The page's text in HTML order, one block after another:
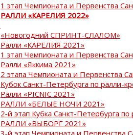
1 этап Чемпионата и Первенства
РАЛЛИ «КАРЕЛИЯ 2022»
«Новогодний СПРИНТ-СЛАЛОМ»
Ралли «КАРЕЛИЯ 2021»
1 этап Чемпионата и Первенства
Ралли «Яккима 2021»
2 этапа Чемпионата и Первенства
Кубок Санкт-Петербурга по ралли-
Ралли «PICNIC 2021»
РАЛЛИ «БЕЛЫЕ НОЧИ 2021»
2-й этап Кубка Санкт-Петербурга по
РАЛЛИ «ВЫБОРГ 2021»
3-й этап Чемпионата и Первенства